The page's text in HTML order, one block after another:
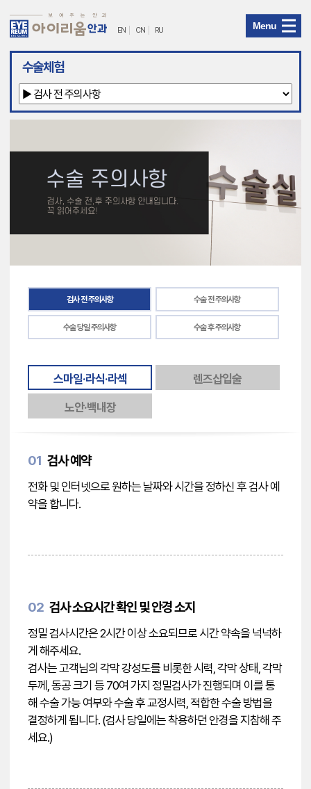
아
리
EN CN RU Menu
수술체험
검사 전 주의사항 수술 전 주의사항
수술 당일 주의사항 수술 후 주의사항
스마일·라식·라섹 렌즈삽입술
노안·백내장
01 검사 예약
전화 및 인터넷으로 원하는 날짜와 시간을 정하신 후 검사 예
약을 합니다.
02 검사 소요시간 확인 및 안경 소지
정밀 검사시간은 2시간 이상 소요되므로 시간 약속을 넉넉하
게 해주세요.
검사는 고객님의 각막 강성도를 비롯한 시력, 각막 상태, 각막
두께, 동공 크기 등 70여 가지 정밀검사가 진행되며 이를 통
해 수술 가능 여부와 수술 후 교정시력, 적합한 수술 방법을
결정하게 됩니다. (검사 당일에는 착용하던 안경을 지참해 주
세요.)